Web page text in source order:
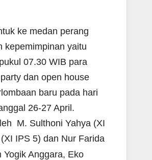
ke medan perang
kepemimpinan yaitu
07.30 WIB para
dan open house
baru pada hari
26-27 April.
M. Sulthoni Yahya (XI
IPS 5) dan Nur Farida
Anggara, Eko